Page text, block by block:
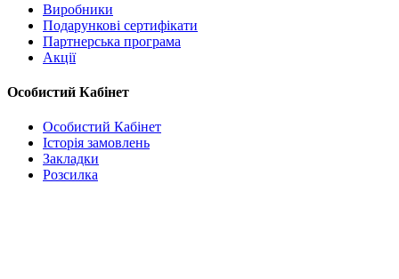
Виробники
Подарункові сертифікати
Партнерська програма
Акції
Особистий Кабінет
Особистий Кабінет
Історія замовлень
Закладки
Розсилка